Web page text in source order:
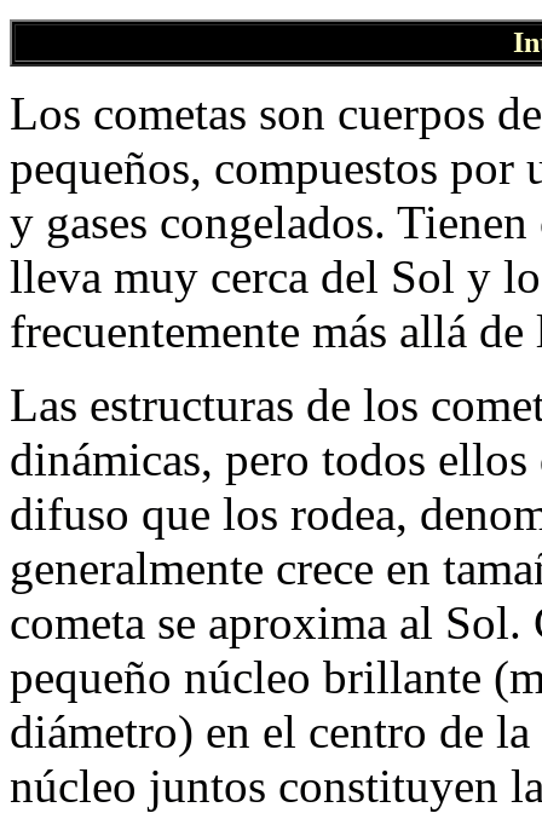
Los cometas son cuerpos
pequeños, compuestos por
y gases congelados.
lleva muy cerca del Sol y
frecuentemente más allá
Las estructuras de los
dinámicas, pero todos
difuso que los rodea,
generalmente crece en
cometa se aproxima al
pequeño núcleo brillante
diámetro) en el centro de
núcleo juntos constituyen